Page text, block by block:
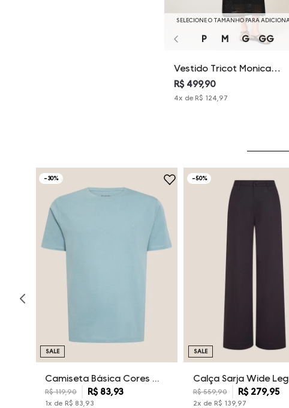
SELECIONE O TAMANHO PARA
P M G GG
Vestido Tricot Monica
Dudalina Feminina
R$ 499,90
4x de R$ 124,97
-30%
Camiseta Básica Cores Dudalina Masculina
R$ 119,90 R$ 83,93
1x de R$ 83 93
SALE
-50%
R$ 559,90 R$ 279,95
2x de R$ 139, 97
SALE